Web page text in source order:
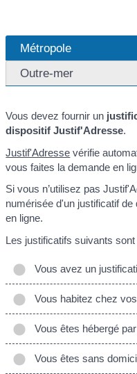
Métropole
Outre-mer
Vous devez fournir un
dispositif Justif'Adresse.
Justif'Adresse vérifie
vous faites la demande en
Si vous n’utilisez pas
numérisée d'un justificatif
en ligne.
Les justificatifs suivants
Vous avez un
Vous habitez chez
Vous êtes hébergé
Vous êtes sans